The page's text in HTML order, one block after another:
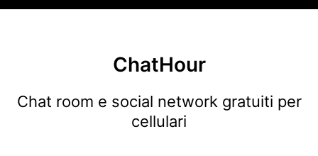
ChatHour
Chat room e social network gratuiti per
cellulari